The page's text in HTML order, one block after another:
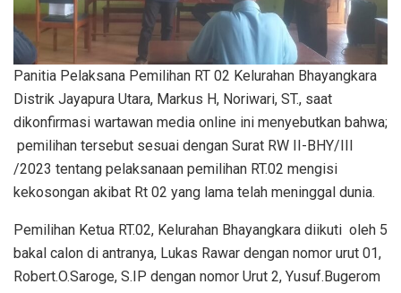
Panitia Pelaksana Pemilihan RT 02 Kelurahan Bhayangkara
Distrik Jayapura Utara, Markus H, Noriwari, ST., saat
dikonfirmasi wartawan media online ini menyebutkan bahwa;
pemilihan tersebut sesuai dengan Surat RW II-BHY/III
/2023 tentang pelaksanaan pemilihan RT.02 mengisi
kekosongan akibat Rt 02 yang lama telah meninggal dunia.
Pemilihan Ketua RT.02, Kelurahan Bhayangkara diikuti oleh 5
bakal calon di antranya, Lukas Rawar dengan nomor urut 01,
Robert.O.Saroge, S.IP dengan nomor Urut 2, Yusuf.Bugerom